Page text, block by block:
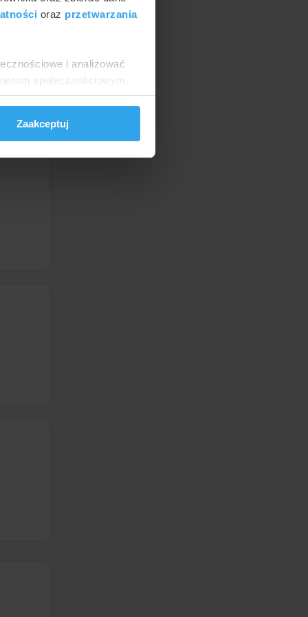
oraz przetwarzania
i analizować
społecznościowym,
od Ciebie lub
Zaakceptuj